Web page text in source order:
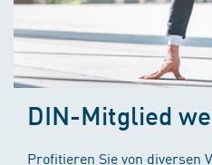
DIN-Mitglied
Profitieren Sie von diversen